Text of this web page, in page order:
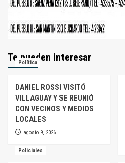
Te pueden interesar
Política
DANIEL ROSSI VISITÓ
VILLAGUAY Y SE REUNIÓ
CON VECINOS Y MEDIOS
LOCALES
agosto 9, 2026
Policiales